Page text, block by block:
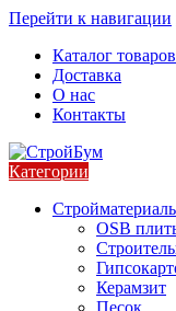
Перейти к навигации
Каталог товаров
Доставка
О нас
Контакты
Категории
OSB
Керамзит
Песок